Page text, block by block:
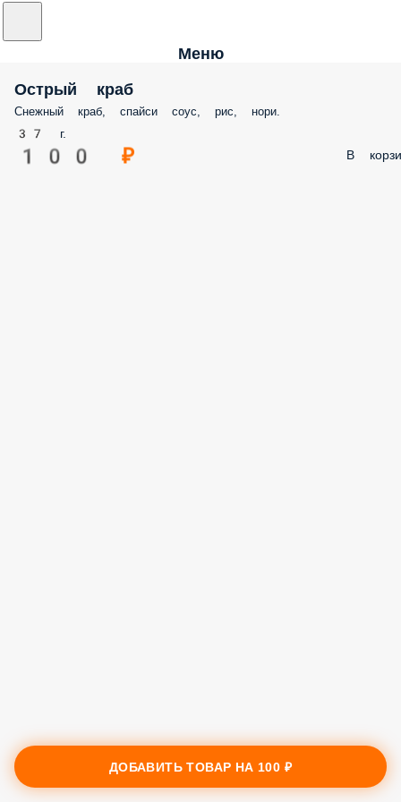
Меню
Острый краб
Снежный краб, спайси соус, рис, нори.
37 г.
100 ₽ В
ДОБАВИТЬ ТОВАР НА 100 ₽